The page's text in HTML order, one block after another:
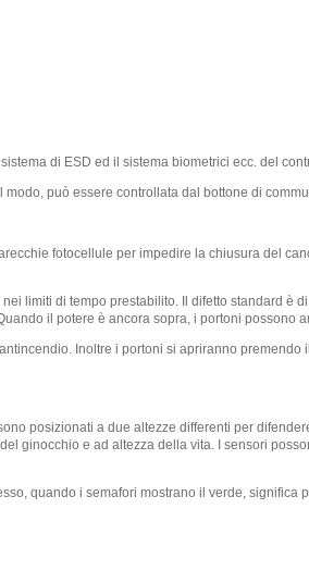
di ESD ed il sistema biometrici ecc. del
può essere controllata dal bottone di
fotocellule per impedire la chiusura del
limiti di tempo prestabilito. Il difetto standard è
il potere è ancora sopra, i portoni possono
Inoltre i portoni si apriranno premendo
posizionati a due altezze differenti per
ginocchio e ad altezza della vita. I sensori
quando i semafori mostrano il verde, significa